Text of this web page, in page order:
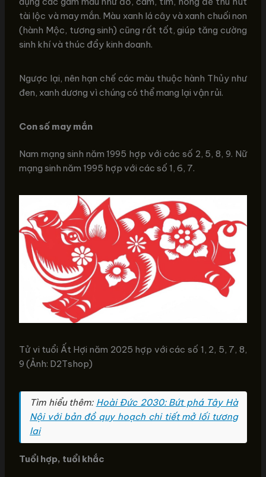
tài lộc và may mắn. Màu xanh lá cây và xanh chuối non
(hành Mộc, tương sinh) cũng rất tốt, giúp tăng cường
sinh khí và thúc đẩy kinh doanh.
Ngược lại, nên hạn chế các màu thuộc hành Thủy như
đen, xanh dương vì chúng có thể mang lại vận rủi.
Con số may mắn
Nam mạng sinh năm 1995 hợp với các số 2, 5, 8, 9. Nữ
mạng sinh năm 1995 hợp với các số 1, 6, 7.
Tử vi tuổi Ất Hợi năm 2025 hợp với các số 1, 2, 5, 7, 8,
9 (Ảnh: D2Tshop)
Tìm hiểu thêm: Hoài Đức 2030: Bứt phá Tây Hà
Nội với bản đồ quy hoạch chi tiết mở lối tương
lai
Tuổi hợp, tuổi khắc